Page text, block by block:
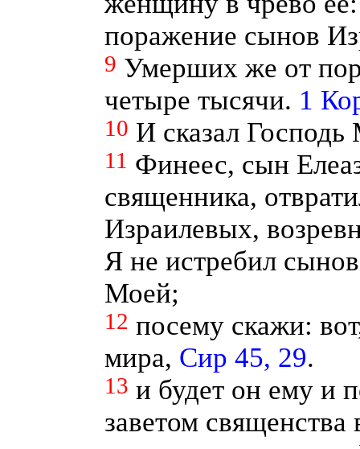
поражение сынов
9 Умерших же от
четыре тысячи. 1
10 И сказал
11 Финеес, сын
священника,
Израилевых,
Я не истребил
Моей;
12 посему скажи:
мира, Сир 45, 29.
13 и будет он ему и
заветом священства